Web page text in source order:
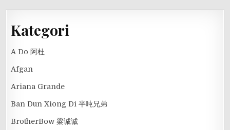
Kategori
A Do 阿杜
Afgan
Ariana Grande
Ban Dun Xiong Di 半吨兄弟
BrotherBow 梁诚诚